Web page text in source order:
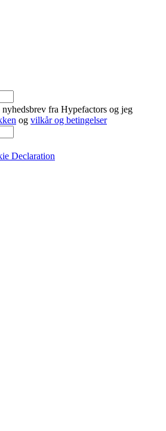
fra Hypefactors og jeg
og vilkår og betingelser
Declaration